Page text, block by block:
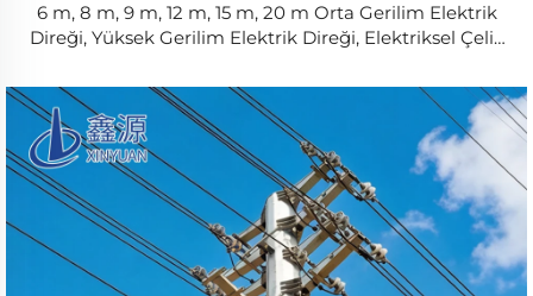
6 m, 8 m, 9 m, 12 m, 15 m, 20 m Orta Gerilim Elektrik
Direği, Yüksek Gerilim Elektrik Direği, Elektriksel Çelik